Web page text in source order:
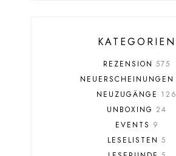
KATEGORIEN
REZENSION 575
NEUERSCHEINUNGEN
NEUZUGÄNGE 126
UNBOXING 24
EVENTS 9
LESELISTEN 5